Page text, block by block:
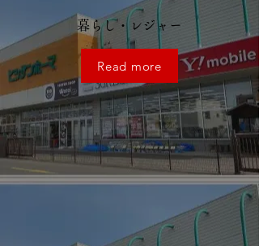
暮らし・レジャー
Read more